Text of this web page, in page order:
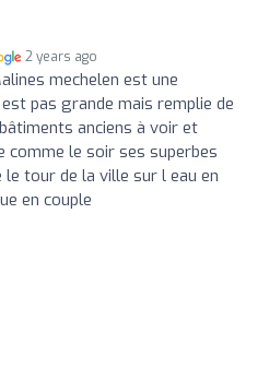
2 years ago
mechelen est une
pas grande mais remplie de
anciens à voir et
comme le soir ses superbes
tour de la ville sur l eau en
en couple